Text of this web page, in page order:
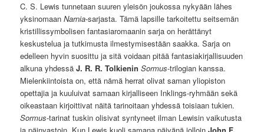
C. S. Lewis tunnetaan suuren yleisön joukossa nykyään lähes
yksinomaanNarnia-sarjasta. Tämä lapsille tarkoitettu seitsemän
kristillissymbolisen fantasiaromaanin sarja on herättänyt
keskustelua ja tutkimusta ilmestymisestään saakka. Sarja on
edelleen hyvin suosittu ja sitä voidaan pitää fantasiakirjallisuuden
alkuna yhdessäJ. R. R. Tolkienin Sormus-trilogian kanssa.
Mielenkiintoista on, että nämä herrat olivat saman yliopiston
opettajia ja kuuluivat samaan kirjalliseen Inklings-ryhmään sekä
oikeastaan kirjoittivat näitä tarinoitaan yhdessä toisiaan tukien.
Sormus-tarinat tuskin olisivat syntyneet ilman Lewisin vaikutusta